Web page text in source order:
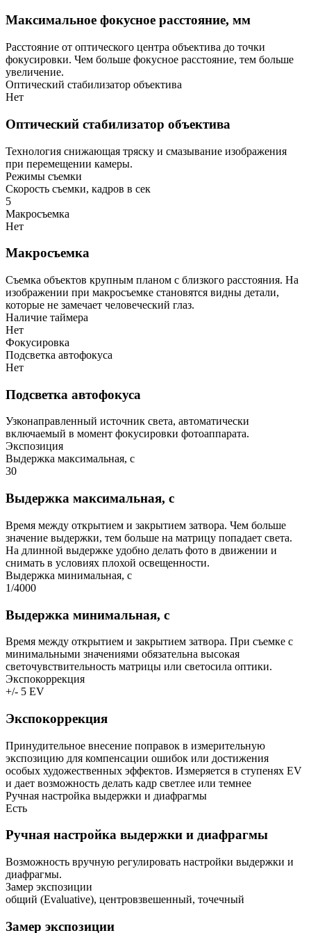
Максимальное фокусное расстояние, мм
Расстояние от оптического центра объектива до точки
фокусировки. Чем больше фокусное расстояние, тем больше
увеличение.
Оптический стабилизатор объектива
Нет
Оптический стабилизатор объектива
Технология снижающая тряску и смазывание изображения
при перемещении камеры.
Режимы съемки
Скорость съемки, кадров в сек
5
Макросъемка
Нет
Макросъемка
Съемка объектов крупным планом с близкого расстояния. На
изображении при макросъемке становятся видны детали,
которые не замечает человеческий глаз.
Наличие таймера
Нет
Фокусировка
Подсветка автофокуса
Нет
Подсветка автофокуса
Узконаправленный источник света, автоматически
включаемый в момент фокусировки фотоаппарата.
Экспозиция
Выдержка максимальная, с
30
Выдержка максимальная, с
Время между открытием и закрытием затвора. Чем больше
значение выдержки, тем больше на матрицу попадает света.
На длинной выдержке удобно делать фото в движении и
снимать в условиях плохой освещенности.
Выдержка минимальная, с
1/4000
Выдержка минимальная, с
Время между открытием и закрытием затвора. При съемке с
минимальными значениями обязательна высокая
светочувствительность матрицы или светосила оптики.
Экспокоррекция
+/- 5 EV
Экспокоррекция
Принудительное внесение поправок в измерительную
экспозицию для компенсации ошибок или достижения
особых художественных эффектов. Измеряется в ступенях EV
и дает возможность делать кадр светлее или темнее
Ручная настройка выдержки и диафрагмы
Есть
Ручная настройка выдержки и диафрагмы
Возможность вручную регулировать настройки выдержки и
диафрагмы.
Замер экспозиции
общий (Evaluative), центровзвешенный, точечный
Замер экспозиции